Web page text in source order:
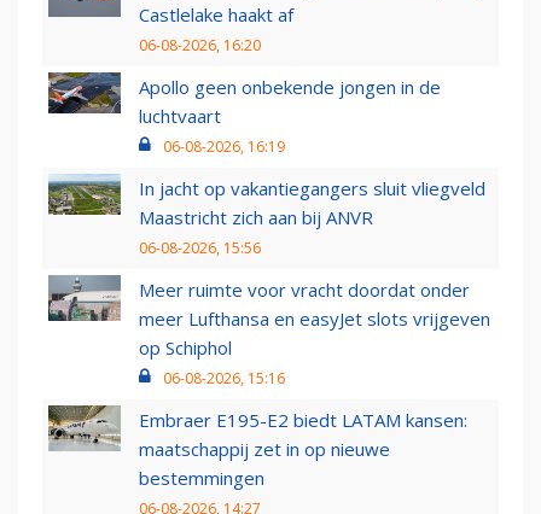
Castlelake haakt af
06-08-2026, 16:20
Apollo geen onbekende jongen in de
luchtvaart
06-08-2026, 16:19
In jacht op vakantiegangers sluit vliegveld
Maastricht zich aan bij ANVR
06-08-2026, 15:56
Meer ruimte voor vracht doordat onder
meer Lufthansa en easyJet slots vrijgeven
op Schiphol
06-08-2026, 15:16
Embraer E195-E2 biedt LATAM kansen:
maatschappij zet in op nieuwe
bestemmingen
06-08-2026, 14:27